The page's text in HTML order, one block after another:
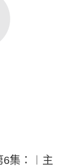
6集：︱主